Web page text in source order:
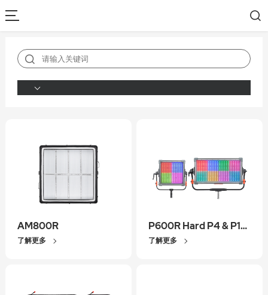
AM800R
了解更多
P600R Hard P4 & P1200R Hard P8
了解更多